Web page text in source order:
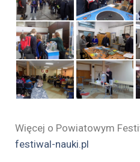
Więcej o Powiatowym
festiwal-nauki.pl